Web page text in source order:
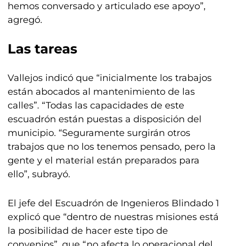
hemos conversado y articulado ese apoyo”,
agregó.
Las tareas
Vallejos indicó que “inicialmente los trabajos
están abocados al mantenimiento de las
calles”. “Todas las capacidades de este
escuadrón están puestas a disposición del
municipio. “Seguramente surgirán otros
trabajos que no los tenemos pensado, pero la
gente y el material están preparados para
ello”, subrayó.
El jefe del Escuadrón de Ingenieros Blindado 1
explicó que “dentro de nuestras misiones está
la posibilidad de hacer este tipo de